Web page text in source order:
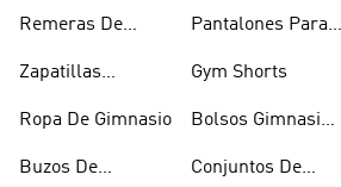
Remeras De
Zapatillas
Ropa De Gimnasio
Buzos De
Pantalones Para
Gym Shorts
Bolsos Gimnasio
Conjuntos De